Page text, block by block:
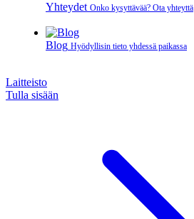
Yhteydet Onko kysyttävää? Ota yhteyttä
Blog Hyödyllisin tieto yhdessä paikassa
Laitteisto
Tulla sisään